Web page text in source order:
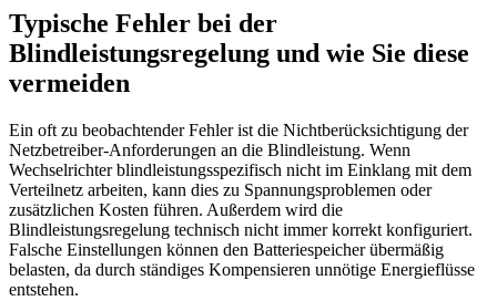
Typische Fehler bei der
Blindleistungsregelung und wie Sie diese
vermeiden
Ein oft zu beobachtender Fehler ist die Nichtberücksichtigung der
Netzbetreiber-Anforderungen an die Blindleistung. Wenn
Wechselrichter blindleistungsspezifisch nicht im Einklang mit dem
Verteilnetz arbeiten, kann dies zu Spannungsproblemen oder
zusätzlichen Kosten führen. Außerdem wird die
Blindleistungsregelung technisch nicht immer korrekt konfiguriert.
Falsche Einstellungen können den Batteriespeicher übermäßig
belasten, da durch ständiges Kompensieren unnötige Energieflüsse
entstehen.